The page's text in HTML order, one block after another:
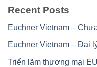
Recent Posts
Euchner Vietnam –
Euchner Vietnam – Đại
Triển lãm thương mại